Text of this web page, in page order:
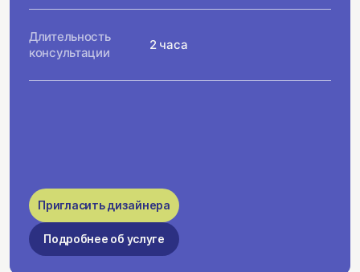
Длительность
консультации
2 часа
Пригласить дизайнера
Подробнее об услуге